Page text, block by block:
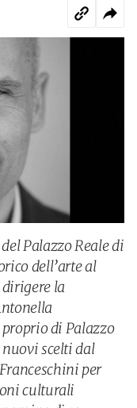
Palazzo Reale di
dell’arte al
la
di Palazzo
scelti dal
per
culturali